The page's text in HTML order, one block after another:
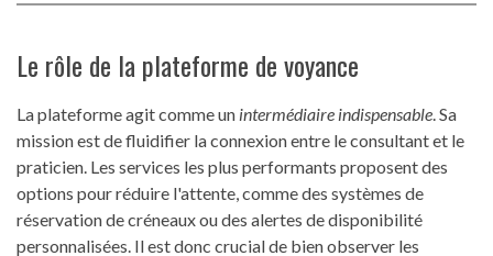
Le rôle de la plateforme de voyance
La plateforme agit comme un intermédiaire indispensable. Sa
mission est de fluidifier la connexion entre le consultant et le
praticien. Les services les plus performants proposent des
options pour réduire l'attente, comme des systèmes de
réservation de créneaux ou des alertes de disponibilité
personnalisées. Il est donc crucial de bien observer les